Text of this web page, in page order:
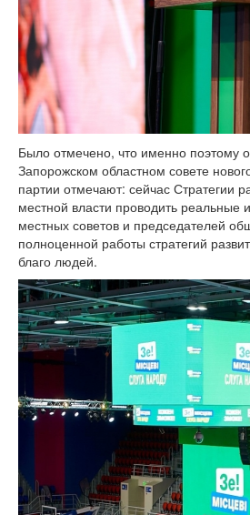
Было отмечено, что именно поэтому
Запорожском областном совете
партии отмечают: сейчас Стратегии
местной власти проводить реальные
местных советов и председателей
полноценной работы стратегий
благо людей.